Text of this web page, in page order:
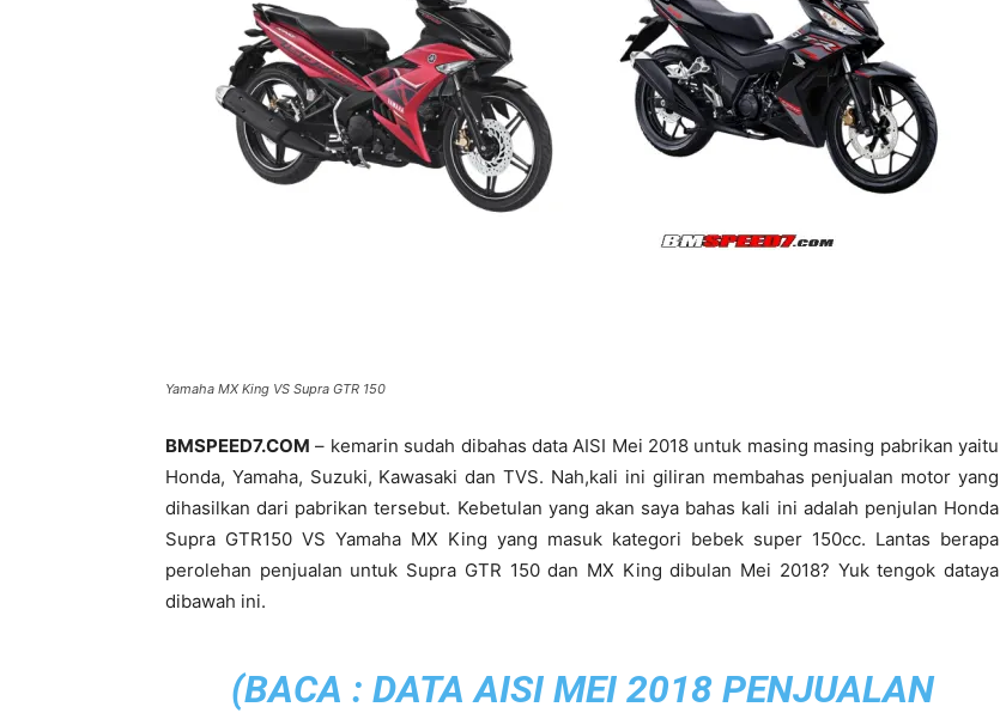
Yamaha MX King VS Supra GTR 150
BMSPEED7.COM – kemarin sudah dibahas data AISI Mei 2018 untuk masing masing pabrikan yaitu
Honda, Yamaha, Suzuki, Kawasaki dan TVS. Nah,kali ini giliran membahas penjualan motor yang
dihasilkan dari pabrikan tersebut. Kebetulan yang akan saya bahas kali ini adalah penjulan Honda
Supra GTR150 VS Yamaha MX King yang masuk kategori bebek super 150cc. Lantas berapa
perolehan penjualan untuk Supra GTR 150 dan MX King dibulan Mei 2018? Yuk tengok dataya
dibawah ini.
(BACA : DATA AISI MEI 2018 PENJUALAN